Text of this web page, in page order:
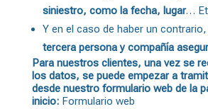
siniestro, como la fecha, lugar…
Y en el caso de haber un contrario,
tercera persona y compañía
Para nuestros clientes, una vez se
los datos, se puede empezar a
desde nuestro formulario web de la
inicio: Formulario web